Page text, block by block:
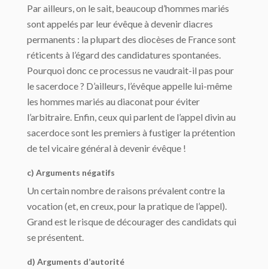
Par ailleurs, on le sait, beaucoup d’hommes mariés
sont appelés par leur évêque à devenir diacres
permanents : la plupart des diocèses de France sont
réticents à l’égard des candidatures spontanées.
Pourquoi donc ce processus ne vaudrait-il pas pour
le sacerdoce ? D’ailleurs, l’évêque appelle lui-même
les hommes mariés au diaconat pour éviter
l’arbitraire. Enfin, ceux qui parlent de l’appel divin au
sacerdoce sont les premiers à fustiger la prétention
de tel vicaire général à devenir évêque !
c) Arguments négatifs
Un certain nombre de raisons prévalent contre la
vocation (et, en creux, pour la pratique de l’appel).
Grand est le risque de décourager des candidats qui
se présentent.
d) Arguments d’autorité